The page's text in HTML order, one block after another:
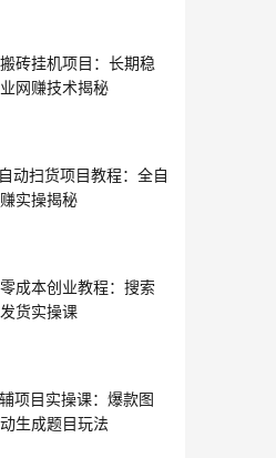
砖挂机项目：长期稳
网赚技术揭秘
动扫货项目教程：全自
实操揭秘
成本创业教程：搜索
货实操课
项目实操课：爆款图
生成题目玩法